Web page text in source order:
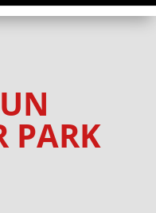
PARK